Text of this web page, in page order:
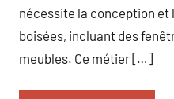
nécessite la conception et
boisées, incluant des
meubles. Ce métier […]